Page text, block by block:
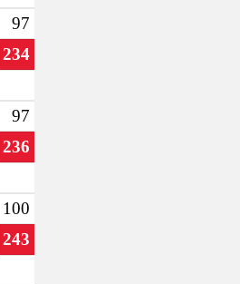
97
234
97
236
100
243